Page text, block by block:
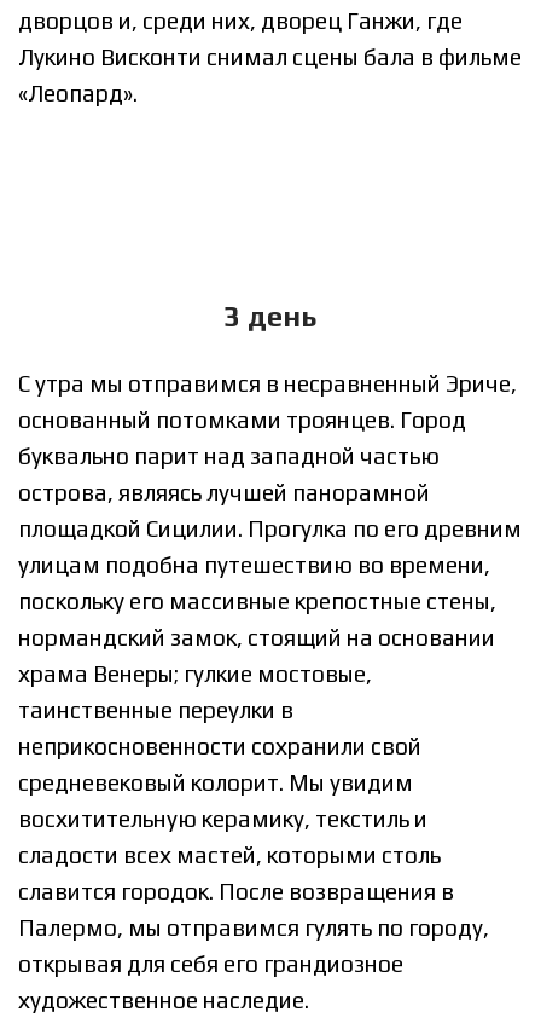
дворцов и, среди них, дворец Ганжи, где
Лукино Висконти снимал сцены бала в фильме
«Леопард».
3 день
С утра мы отправимся в несравненный Эриче,
основанный потомками троянцев. Город
буквально парит над западной частью
острова, являясь лучшей панорамной
площадкой Сицилии. Прогулка по его древним
улицам подобна путешествию во времени,
поскольку его массивные крепостные стены,
нормандский замок, стоящий на основании
храма Венеры; гулкие мостовые,
таинственные переулки в
неприкосновенности сохранили свой
средневековый колорит. Мы увидим
восхитительную керамику, текстиль и
сладости всех мастей, которыми столь
славится городок. После возвращения в
Палермо, мы отправимся гулять по городу,
открывая для себя его грандиозное
художественное наследие.